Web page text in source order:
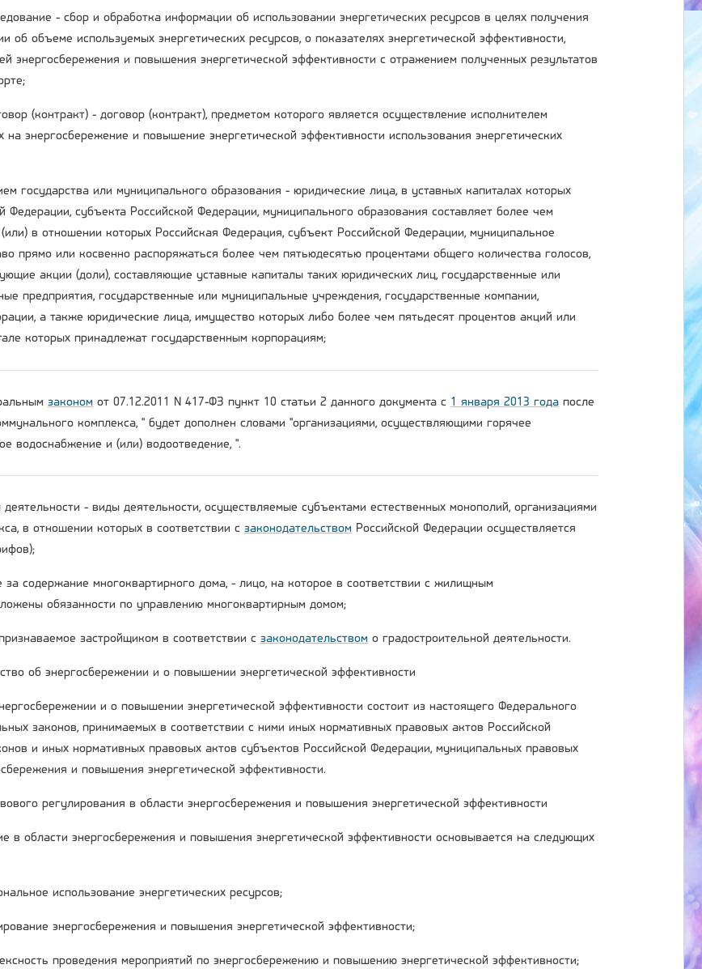
- сбор и обработка информации об использовании энергетических ресурсов в целях получения
об объеме используемых энергетических ресурсов, о показателях энергетической эффективности,
энергосбережения и повышения энергетической эффективности с отражением полученных результатов
(контракт) - договор (контракт), предметом которого является осуществление исполнителем
на энергосбережение и повышение энергетической эффективности использования энергетических
государства или муниципального образования - юридические лица, в уставных капиталах которых
Федерации, субъекта Российской Федерации, муниципального образования составляет более чем
в отношении которых Российская Федерация, субъект Российской Федерации, муниципальное
прямо или косвенно распоряжаться более чем пятьюдесятью процентами общего количества голосов,
акции (доли), составляющие уставные капиталы таких юридических лиц, государственные или
предприятия, государственные или муниципальные учреждения, государственные компании,
а также юридические лица, имущество которых либо более чем пятьдесят процентов акций или
которых принадлежат государственным корпорациям;
законом от 07.12.2011 N 417-ФЗ пункт 10 статьи 2 данного документа с 1 января 2013 года после
комплекса, " будет дополнен словами "организациями, осуществляющими горячее
водоснабжение и (или) водоотведение, ".
- виды деятельности, осуществляемые субъектами естественных монополий, организациями
в отношении которых в соответствии с законодательством Российской Федерации осуществляется
за содержание многоквартирного дома, - лицо, на которое в соответствии с жилищным
обязанности по управлению многоквартирным домом;
застройщиком в соответствии с законодательством о градостроительной деятельности.
об энергосбережении и о повышении энергетической эффективности
и о повышении энергетической эффективности состоит из настоящего Федерального
законов, принимаемых в соответствии с ними иных нормативных правовых актов Российской
и иных нормативных правовых актов субъектов Российской Федерации, муниципальных правовых
и повышения энергетической эффективности.
регулирования в области энергосбережения и повышения энергетической эффективности
в области энергосбережения и повышения энергетической эффективности основывается на следующих
использование энергетических ресурсов;
энергосбережения и повышения энергетической эффективности;
проведения мероприятий по энергосбережению и повышению энергетической эффективности;